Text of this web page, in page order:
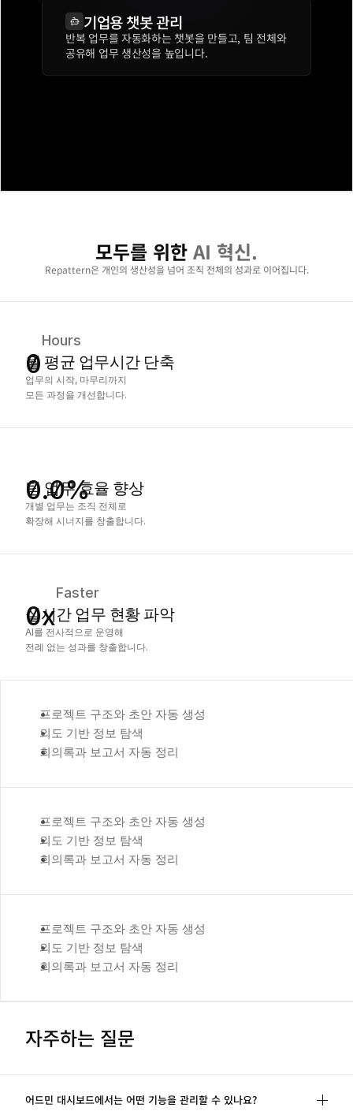
기업용 챗봇 관리
반복 업무를 자동화하는 챗봇을 만들고, 팀 전체와
공유해 업무 생산성을 높입니다.
모두를 위한 AI 혁신.
Repattern은 개인의 생산성을 넘어 조직 전체의 성과로 이어집니다.
0
Hours
월 평균 업무시간 단축
업무의 시작, 마무리까지
모든 과정을 개선합니다.
0.0%
팀 업무 효율 향상
개별 업무는 조직 전체로
확장해 시너지를 창출합니다.
0x
Faster
실시간 업무 현황 파악
AI를 전사적으로 운영해
전례 없는 성과를 창출합니다.
프로젝트 구조와 초안 자동 생성
의도 기반 정보 탐색
회의록과 보고서 자동 정리
프로젝트 구조와 초안 자동 생성
의도 기반 정보 탐색
회의록과 보고서 자동 정리
프로젝트 구조와 초안 자동 생성
의도 기반 정보 탐색
회의록과 보고서 자동 정리
자주하는 질문
어드민 대시보드에서는 어떤 기능을 관리할 수 있나요?